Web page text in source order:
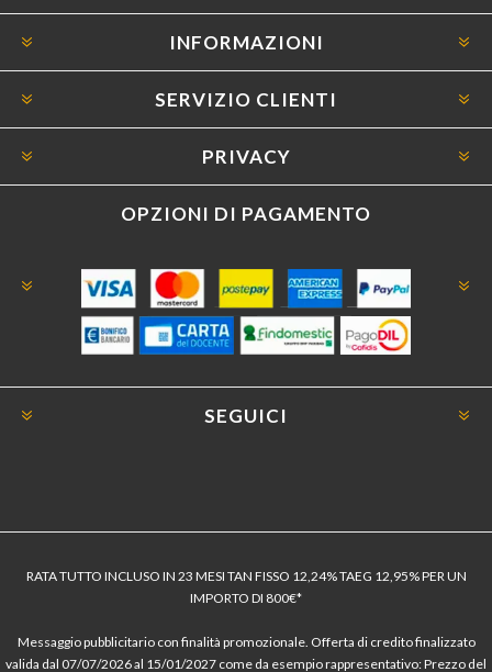
INFORMAZIONI
SERVIZIO CLIENTI
PRIVACY
OPZIONI DI PAGAMENTO
SEGUICI
RATA TUTTO INCLUSO IN 23 MESI TAN FISSO 12,24% TAEG 12,95% PER UN
IMPORTO DI 800€*
Messaggio pubblicitario con finalità promozionale. Offerta di credito finalizzato
valida dal 07/07/2026 al 15/01/2027 come da esempio rappresentativo: Prezzo del